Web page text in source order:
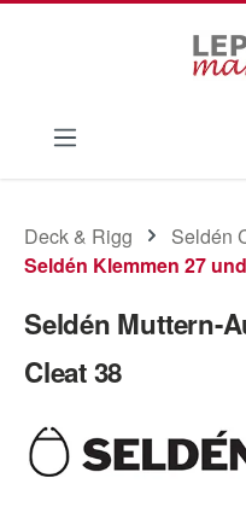
Deck & Rigg
Seldén
Seldén Klemmen 27
Seldén Muttern-
Cleat 38